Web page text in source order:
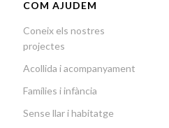
COM AJUDEM
Coneix els nostres
projectes
Acollida i acompanyament
Famílies i infància
Sense llar i habitatge